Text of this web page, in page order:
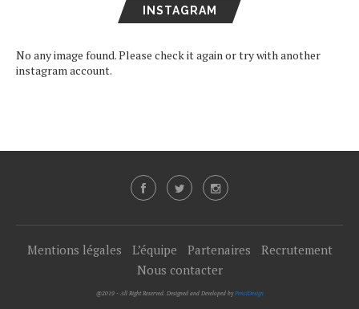
INSTAGRAM
No any image found. Please check it again or try with another
instagram account.
Mentions légales L’équipe Partenaires
Recrutement
Nous contacter
@2019 - All Right Reserved. Designed and Developed by PenciDesign